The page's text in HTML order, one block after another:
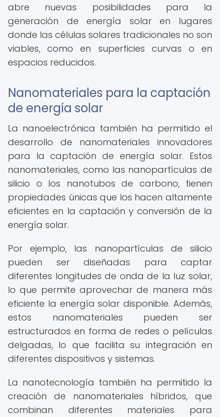
abre nuevas posibilidades para la
generación de energía solar en lugares
donde las células solares tradicionales no son
viables, como en superficies curvas o en
espacios reducidos.
Nanomateriales para la captación
de energía solar
La nanoelectrónica también ha permitido el
desarrollo de nanomateriales innovadores
para la captación de energía solar. Estos
nanomateriales, como las nanopartículas de
silicio o los nanotubos de carbono, tienen
propiedades únicas que los hacen altamente
eficientes en la captación y conversión de la
energía solar.
Por ejemplo, las nanopartículas de silicio
pueden ser diseñadas para captar
diferentes longitudes de onda de la luz solar,
lo que permite aprovechar de manera más
eficiente la energía solar disponible. Además,
estos nanomateriales pueden ser
estructurados en forma de redes o películas
delgadas, lo que facilita su integración en
diferentes dispositivos y sistemas.
La nanotecnología también ha permitido la
creación de nanomateriales híbridos, que
combinan diferentes materiales para